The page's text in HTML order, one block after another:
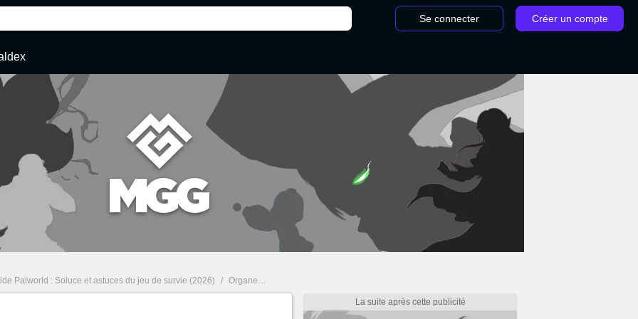
Se connecter Créer un compte
Palworld : Soluce et astuces du jeu de survie (2026) / Organe d'allumage Palworld : comment en obtenir pour fabriquer des flèches enflammées ?